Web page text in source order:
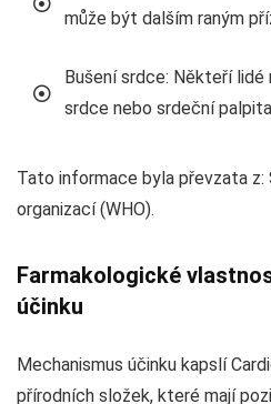
může být dalším raným
Bušení srdce: Někteří
srdce nebo srdeční
Tato informace byla převzata
organizací (WHO).
Farmakologické
účinku
Mechanismus účinku kapslí
přírodních složek, které mají